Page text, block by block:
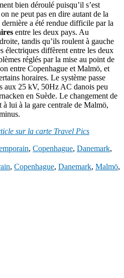
bien déroulé puisqu’il s’est
ne peut pas en dire autant de la
a été rendue difficile par la
entre les deux pays. Au
tandis qu’ils roulent à gauche
électriques diffèrent entre les deux
réglés par la mise au point de
entre Copenhague et Malmö, et
horaires. Le système passe
aux 25 kV, 50Hz AC danois peu
en Suède. Le changement de
à lui à la gare centrale de Malmö,
sur la carte Travel Pics
, Copenhague, Danemark,
, Copenhague, Danemark, Malmö,